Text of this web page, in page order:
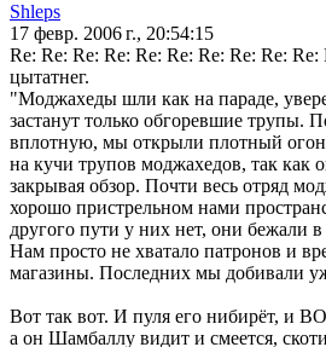
Shleps
17 февр. 2006 г., 20:54:15
Re: Re: Re: Re: Re: Re: Re: Re: Re:
цытатнег.
"Моджахеды шли как на параде,
застанут только обгоревшие трупы.
вплотную, мы открыли плотный
на кучи трупов моджахедов, так как
закрывая обзор. Почти весь отряд
хорошо пристрельном нами
другого пути у них нет, они бежали
Нам просто не хватало патронов и
магазины. Последних мы добивали
Вот так вот. И пуля его нибирёт, и
а он Шамбаллу видит и смеется,